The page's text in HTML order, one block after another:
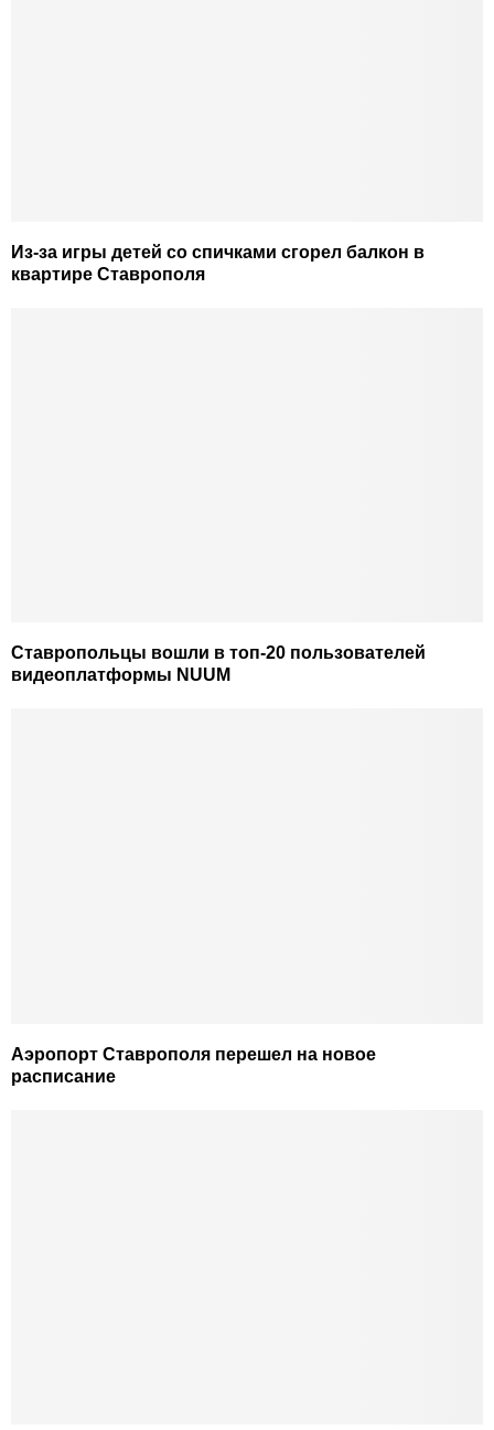
Из-за игры детей со спичками сгорел балкон в
квартире Ставрополя
Ставропольцы вошли в топ-20 пользователей
видеоплатформы NUUM
Аэропорт Ставрополя перешел на новое
расписание